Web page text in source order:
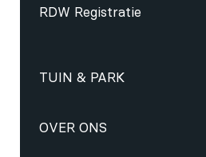
RDW Registratie
TUIN & PARK
OVER ONS